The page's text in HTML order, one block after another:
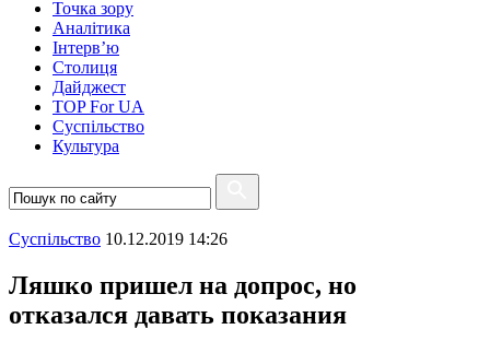
Точка зору
Аналітика
Інтерв’ю
Столиця
Дайджест
TOP For UA
Суспiльство
Культура
Суспiльство 10.12.2019 14:26
Ляшко пришел на допрос, но
отказался давать показания